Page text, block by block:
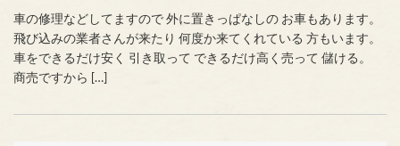
車の修理などしてますので 外に置きっぱなしの お車もあります。
飛び込みの業者さんが来たり 何度か来てくれている 方もいます。
車をできるだけ安く 引き取って できるだけ高く売って 儲ける。
商売ですから […]